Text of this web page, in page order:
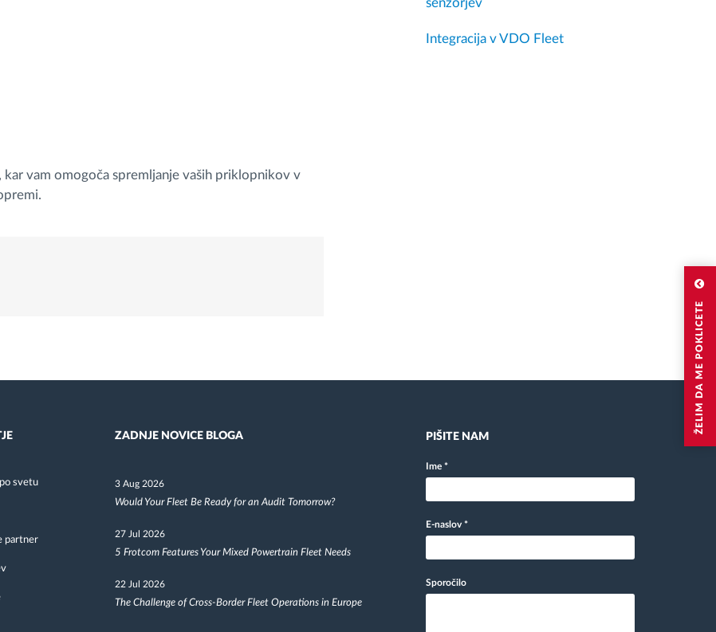
ŽELIM DA ME POKLICETE
kar vam omogoča spremljanje vaših priklopnikov v
senzorjev
Integracija v VDO Fleet
svetu
partner
ZADNJE NOVICE BLOGA
3 Aug 2026
Would Your Fleet Be Ready for an Audit Tomorrow?
27 Jul 2026
5 Frotcom Features Your Mixed Powertrain Fleet Needs
22 Jul 2026
The Challenge of Cross-Border Fleet Operations in Europe
PIŠITE NAM
Ime *
E-naslov *
Sporočilo